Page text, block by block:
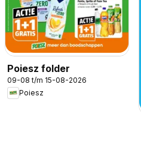
Poiesz folder
09-08 t/m 15-08-2026
Poiesz